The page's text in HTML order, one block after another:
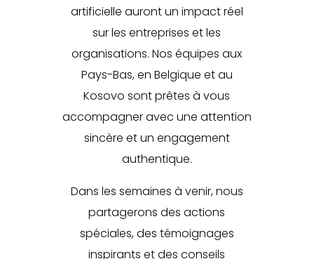
artificielle auront un impact réel
sur les entreprises et les
organisations. Nos équipes aux
Pays-Bas, en Belgique et au
Kosovo sont prêtes à vous
accompagner avec une attention
sincère et un engagement
authentique.
Dans les semaines à venir, nous
partagerons des actions
spéciales, des témoignages
inspirants et des conseils